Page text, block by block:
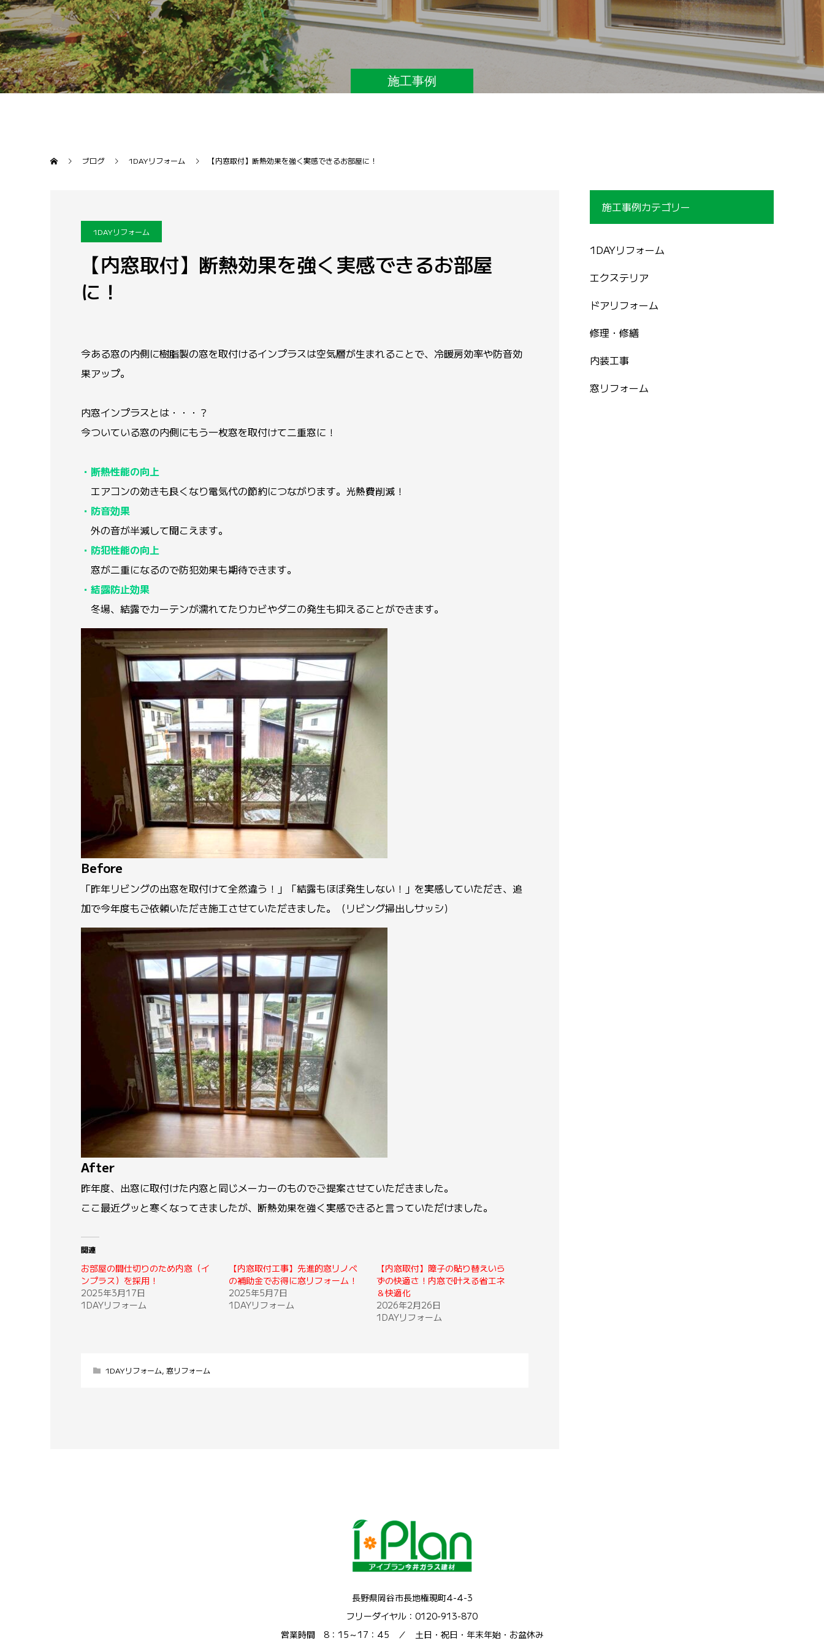
施工事例
ブログ 1DAYリフォーム 【内窓取付】断熱効果を強く実感できるお部屋に！
1DAYリフォーム
【内窓取付】断熱効果を強く実感できるお部屋
に！
今ある窓の内側に樹脂製の窓を取付けるインプラスは空気層が生まれることで、冷暖房効率や防音効
果アップ。
内窓インプラスとは・・・？
今ついている窓の内側にもう一枚窓を取付けて二重窓に！
・断熱性能の向上
エアコンの効きも良くなり電気代の節約につながります。光熱費削減！
・防音効果
外の音が半減して聞こえます。
・防犯性能の向上
窓が二重になるので防犯効果も期待できます。
・結露防止効果
冬場、結露でカーテンが濡れてたりカビやダニの発生も抑えることができます。
Before
「昨年リビングの出窓を取付けて全然違う！」「結露もほぼ発生しない！」を実感していただき、追
加で今年度もご依頼いただき施工させていただきました。（リビング掃出しサッシ）
After
昨年度、出窓に取付けた内窓と同じメーカーのものでご提案させていただきました。
ここ最近グッと寒くなってきましたが、断熱効果を強く実感できると言っていただけました。
関連
お部屋の間仕切りのため内窓（イ
ンプラス）を採用！
2025年3月17日
1DAYリフォーム
【内窓取付工事】先進的窓リノベ
の補助金でお得に窓リフォーム！
2025年5月7日
1DAYリフォーム
【内窓取付】障子の貼り替えいら
ずの快適さ！内窓で叶える省エネ
＆快適化
2026年2月26日
1DAYリフォーム
1DAYリフォーム, 窓リフォーム
施工事例カテゴリー
1DAYリフォーム
エクステリア
ドアリフォーム
修理・修繕
内装工事
窓リフォーム
長野県岡谷市長地権現町4-4-3
フリーダイヤル：0120-913-870
営業時間 8：15～17：45 ／ 土日・祝日・年末年始・お盆休み